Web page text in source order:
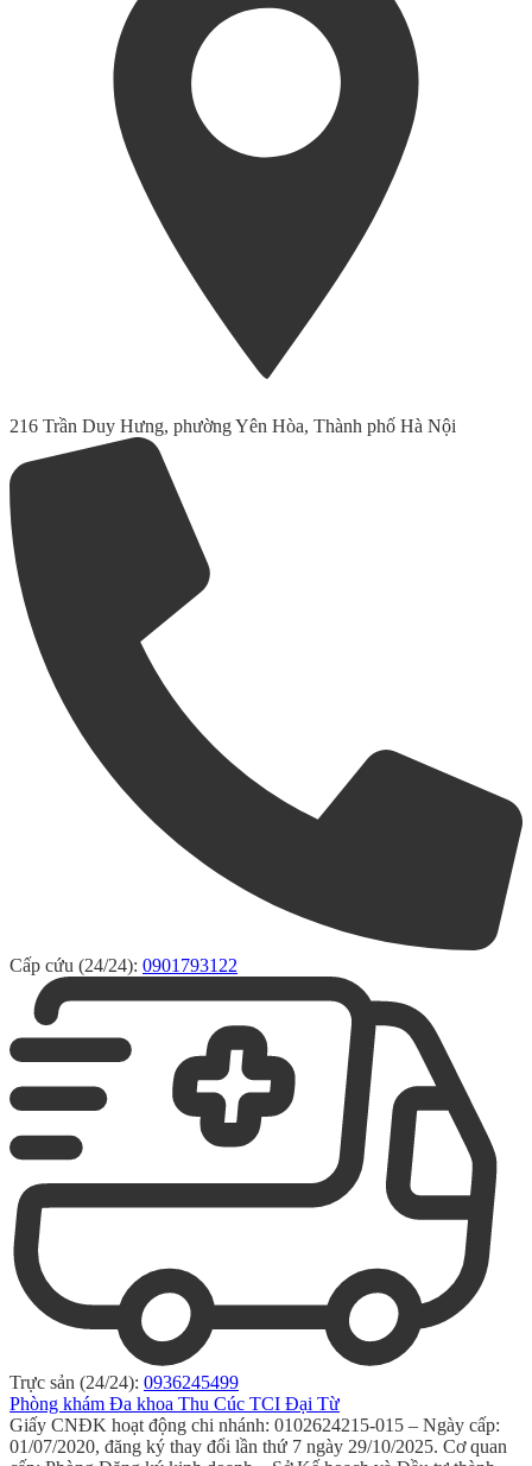
216 Trần Duy Hưng, phường Yên Hòa, Thành phố Hà Nội
Cấp cứu (24/24): 0901793122
Trực sản (24/24): 0936245499
Phòng khám Đa khoa Thu Cúc TCI Đại Từ
Giấy CNĐK hoạt động chi nhánh: 0102624215-015 – Ngày cấp:
01/07/2020, đăng ký thay đổi lần thứ 7 ngày 29/10/2025. Cơ quan